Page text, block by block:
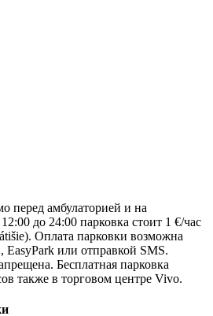
перед амбулаторией и на
до 24:00 парковка стоит 1 €/час
Оплата парковки возможна
или отправкой SMS.
Бесплатная парковка
также в торговом центре Vivo.